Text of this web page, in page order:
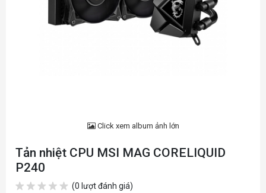
Click xem album ảnh lớn
Tản nhiệt CPU MSI MAG CORELIQUID
P240
(0 lượt đánh giá)